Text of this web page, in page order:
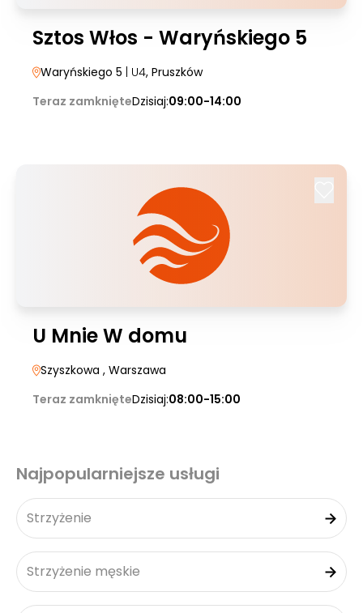
Sztos Włos - Waryńskiego 5
Waryńskiego 5 | U4, Pruszków
Teraz zamknięteDzisiaj:09:00-14:00
U Mnie W domu
Szyszkowa , Warszawa
Teraz zamknięteDzisiaj:08:00-15:00
Najpopularniejsze usługi
Strzyżenie
Strzyżenie męskie